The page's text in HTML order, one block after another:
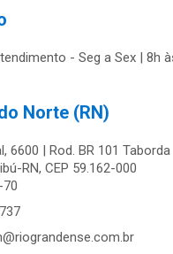
- Seg a Sex | 8h
Norte (RN)
6600 | Rod. BR 101 Taborda
RN, CEP 59.162-000